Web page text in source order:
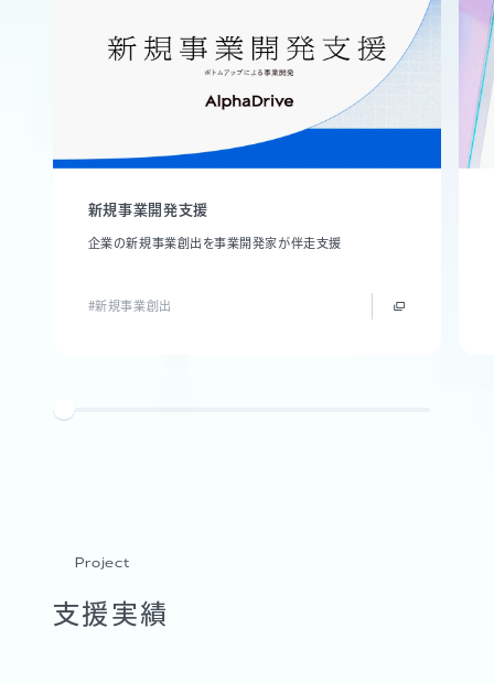
新規事業開発支援
企業の新規事業創出を事業開発家が伴走支援
#新規事業創出
Project
支援実績